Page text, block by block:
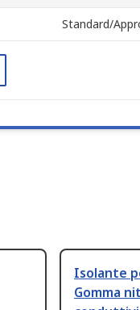
Standard/
Isolante
Gomma